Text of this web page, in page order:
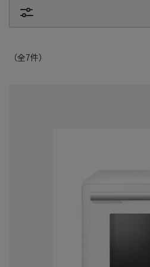
（全7件）